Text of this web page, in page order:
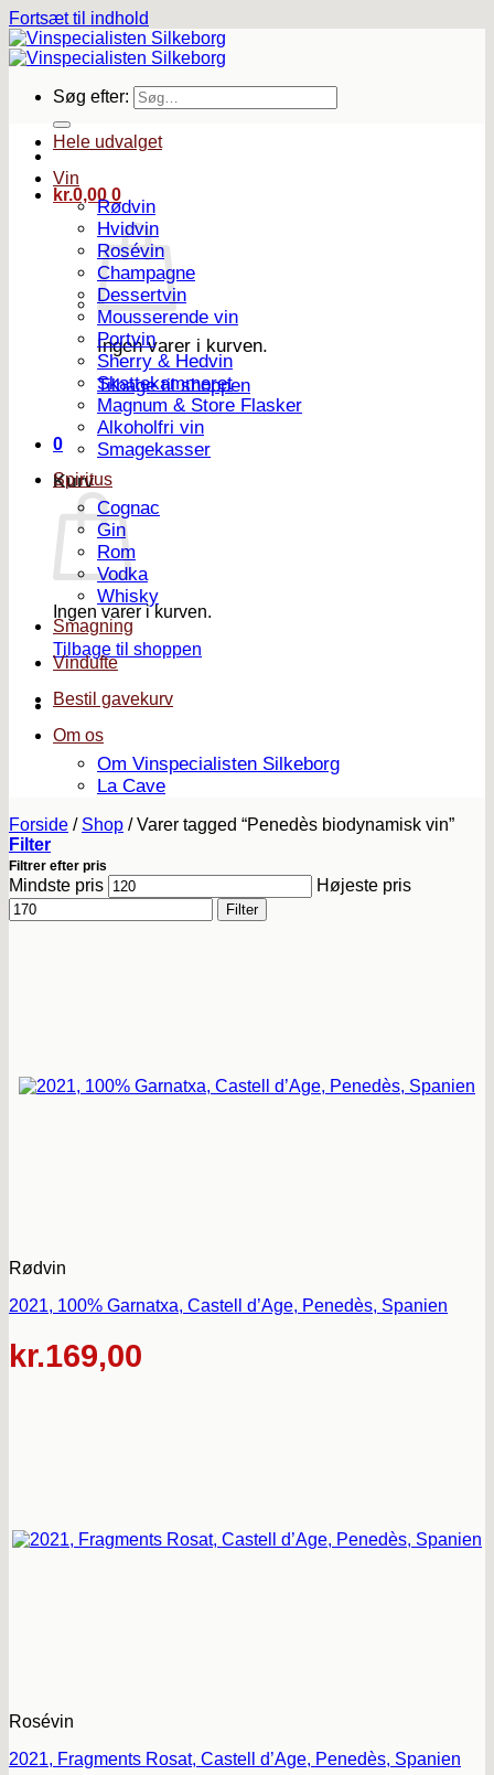
Fortsæt til indhold
Søg efter:
kr.0,00 0
Ingen varer i kurven.
Tilbage til shoppen
0
Kurv
Ingen varer i kurven.
Tilbage til shoppen
Hele udvalget
Vin
Rødvin
Hvidvin
Rosévin
Champagne
Dessertvin
Mousserende vin
Portvin
Sherry & Hedvin
Skattekammeret
Magnum & Store Flasker
Alkoholfri vin
Smagekasser
Spiritus
Cognac
Gin
Rom
Vodka
Whisky
Smagning
Vindufte
Bestil gavekurv
Om os
Om Vinspecialisten Silkeborg
La Cave
Forside / Shop /Varer tagged “Penedès biodynamisk vin”
Filter
Filtrer efter pris
Mindste pris Højeste pris
Filter
Rødvin
2021, 100% Garnatxa, Castell d’Age, Penedès, Spanien
kr.169,00
Rosévin
2021, Fragments Rosat, Castell d’Age, Penedès, Spanien